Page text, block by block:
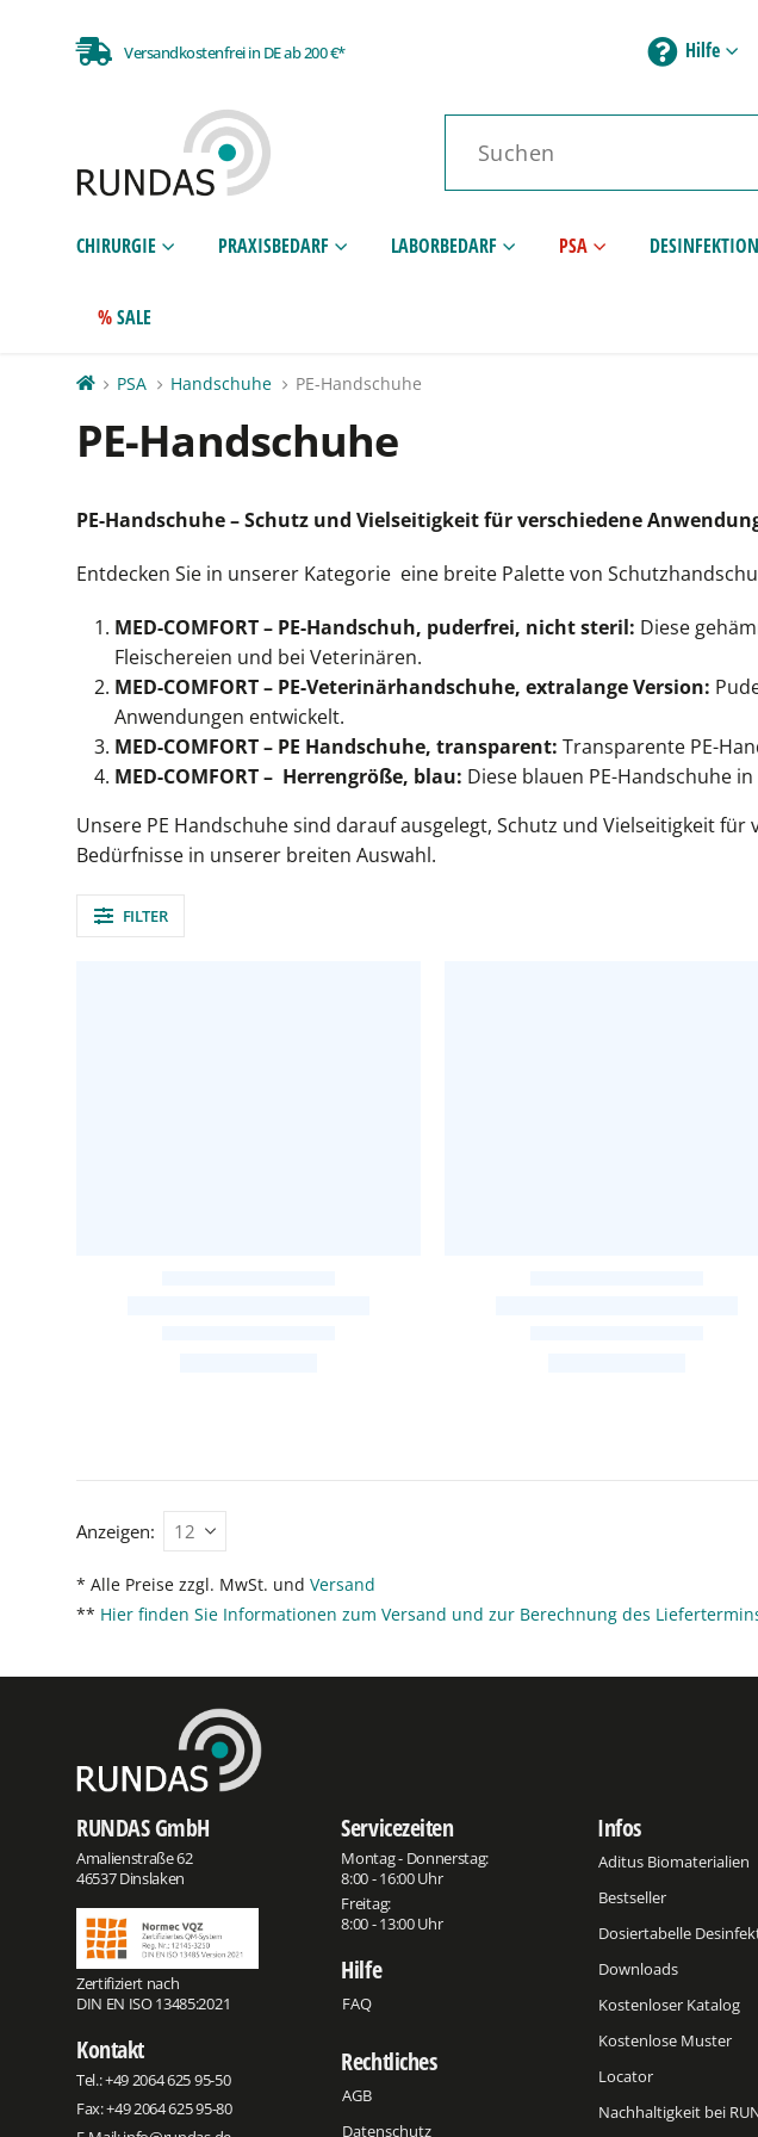
Versandkostenfrei in DE ab 200 €* Hilfe
CHIRURGIE PRAXISBEDARF LABORBEDARF PSA
SALE
PSA Handschuhe PE-Handschuhe
PE-Handschuhe
PE-Handschuhe – Schutz und Vielseitigkeit für verschiedene
Entdecken Sie in unserer Kategorie eine breite Palette von
MED-COMFORT – PE-Handschuh, puderfrei, nicht steril: Diese
Fleischereien und bei Veterinären.
MED-COMFORT – PE-Veterinärhandschuhe, extralange Version:
Anwendungen entwickelt.
MED-COMFORT – PE Handschuhe, transparent: Transparente PE-
MED-COMFORT – Herrengröße, blau: Diese blauen PE-Handschuhe
Unsere PE Handschuhe sind darauf ausgelegt, Schutz und Vielseitigkeit
Bedürfnisse in unserer breiten Auswahl.
FILTER
Anzeigen:
* Alle Preise zzgl. MwSt. und Versand
** Hier finden Sie Informationen zum Versand und zur Berechnung des
RUNDAS GmbH
Amalienstraße 62
46537 Dinslaken
Zertifiziert nach
DIN EN ISO 13485:2021
Kontakt
Tel.:+49 2064 625 95-50
Fax: +49 2064 625 95-80
Servicezeiten
Montag - Donnerstag:
8:00 - 16:00 Uhr
Freitag:
8:00 - 13:00 Uhr
Hilfe
FAQ
Rechtliches
AGB
Datenschutz
Infos
Aditus Biomaterialien
Bestseller
Dosiertabelle
Downloads
Kostenloser Katalog
Kostenlose Muster
Locator
Nachhaltigkeit bei